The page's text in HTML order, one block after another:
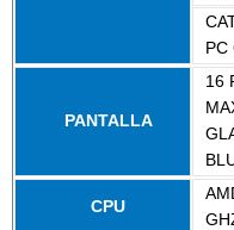
PC
PANTALLA
16
CPU